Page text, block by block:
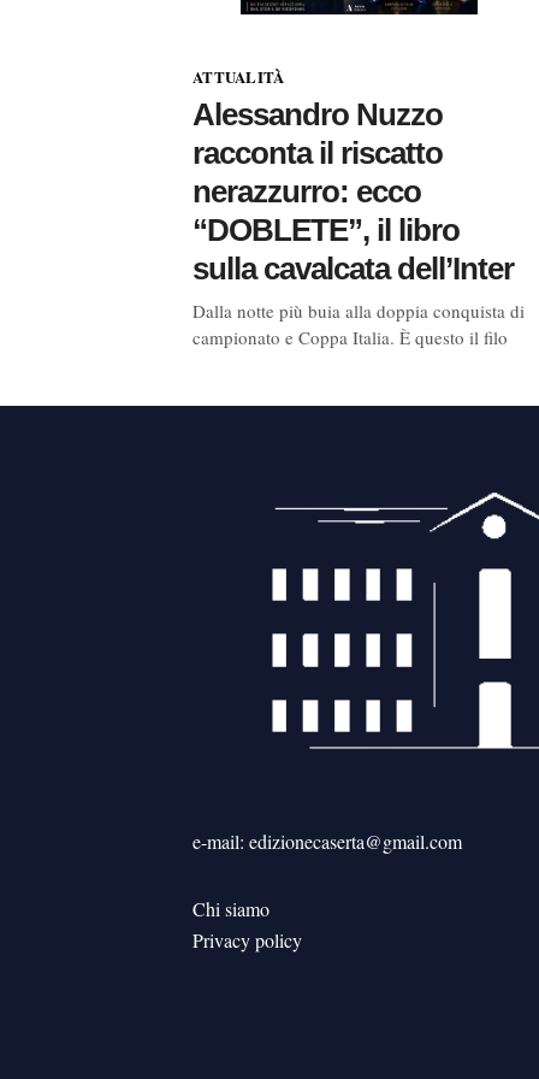
ATTUALITÀ
Alessandro Nuzzo
racconta il riscatto
nerazzurro: ecco
“DOBLETE”, il libro
sulla cavalcata dell’Inter
Dalla notte più buia alla doppia conquista di
campionato e Coppa Italia. È questo il filo
e-mail: edizionecaserta@gmail.com
Chi siamo
Privacy policy